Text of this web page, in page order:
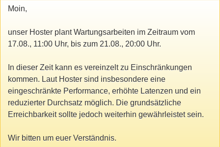
Moin,
unser Hoster plant Wartungsarbeiten im Zeitraum vom
17.08., 11:00 Uhr, bis zum 21.08., 20:00 Uhr.
In dieser Zeit kann es vereinzelt zu Einschränkungen
kommen. Laut Hoster sind insbesondere eine
eingeschränkte Performance, erhöhte Latenzen und ein
reduzierter Durchsatz möglich. Die grundsätzliche
Erreichbarkeit sollte jedoch weiterhin gewährleistet sein.
Wir bitten um euer Verständnis.